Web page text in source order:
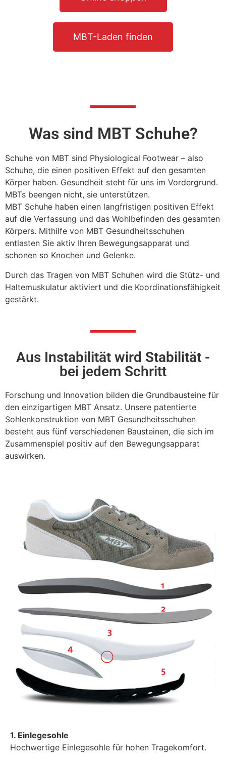
MBT-Laden finden
Was sind MBT Schuhe?
Schuhe von MBT sind Physiological Footwear – also
Schuhe, die einen positiven Effekt auf den gesamten
Körper haben. Gesundheit steht für uns im Vordergrund.
MBTs beengen nicht, sie unterstützen.
MBT Schuhe haben einen langfristigen positiven Effekt
auf die Verfassung und das Wohlbefinden des gesamten
Körpers. Mithilfe von MBT Gesundheitsschuhen
entlasten Sie aktiv Ihren Bewegungsapparat und
schonen so Knochen und Gelenke.
Durch das Tragen von MBT Schuhen wird die Stütz- und
Haltemuskulatur aktiviert und die Koordinationsfähigkeit
gestärkt.
Aus Instabilität wird Stabilität -
bei jedem Schritt
Forschung und Innovation bilden die Grundbausteine für
den einzigartigen MBT Ansatz. Unsere patentierte
Sohlenkonstruktion von MBT Gesundheitsschuhen
besteht aus fünf verschiedenen Bausteinen, die sich im
Zusammenspiel positiv auf den Bewegungsapparat
auswirken.
1. Einlegesohle
Hochwertige Einlegesohle für hohen Tragekomfort.